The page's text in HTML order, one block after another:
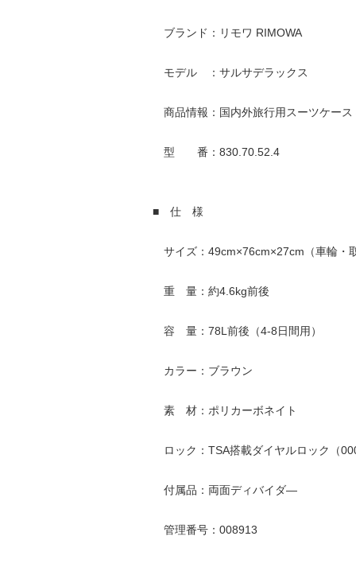
ブランド：リモワ RIMOWA
モデル ：サルサデラックス
商品情報：国内外旅行用スーツケース
型 番：830.70.52.4
■ 仕 様
サイズ：49cm×76cm×27cm（車輪・
重 量：約4.6kg前後
容 量：78L前後（4-8日間用）
カラー：ブラウン
素 材：ポリカーボネイト
ロック：TSA搭載ダイヤルロック（
付属品：両面ディバイダ―
管理番号：008913